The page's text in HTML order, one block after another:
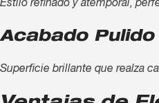
Estilo refinado y atemporal,
Acabado Pulido
Superficie brillante que realza